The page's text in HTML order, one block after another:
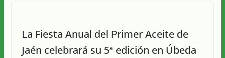
La Fiesta Anual del Primer Aceite de
Jaén celebrará su 5ª edición en Úbeda